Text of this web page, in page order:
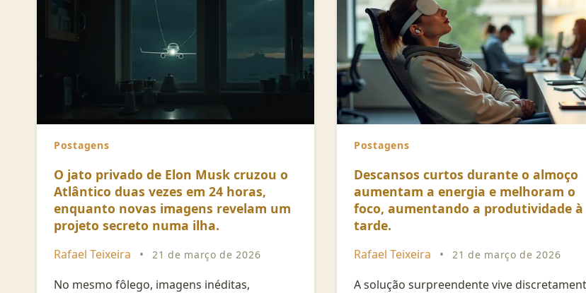
Postagens
O jato privado de Elon Musk cruzou o
Atlântico duas vezes em 24 horas,
enquanto novas imagens revelam um
projeto secreto numa ilha.
Rafael Teixeira • 21 de março de 2026
No mesmo fôlego, imagens inéditas,
Postagens
Descansos curtos durante o almoço
aumentam a energia e melhoram o
foco, aumentando a produtividade à
tarde.
Rafael Teixeira • 21 de março de 2026
A solução surpreendente vive